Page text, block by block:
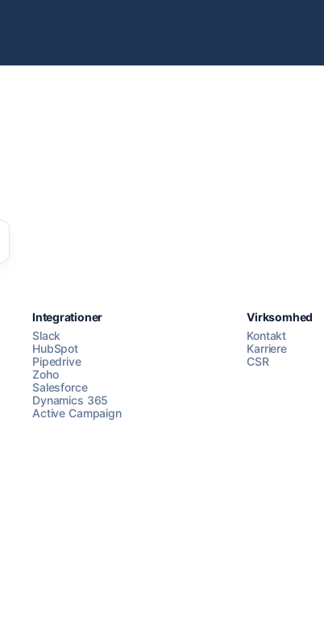
Integrationer
Slack
HubSpot
Pipedrive
Zoho
Salesforce
Dynamics 365
Active Campaign
Virksomhed
Kontakt
Karriere
CSR